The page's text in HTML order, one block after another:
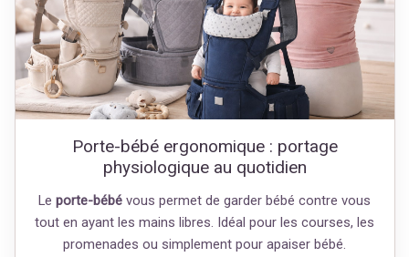
Porte-bébé ergonomique : portage
physiologique au quotidien
Le porte-bébé vous permet de garder bébé contre vous
tout en ayant les mains libres. Idéal pour les courses, les
promenades ou simplement pour apaiser bébé.